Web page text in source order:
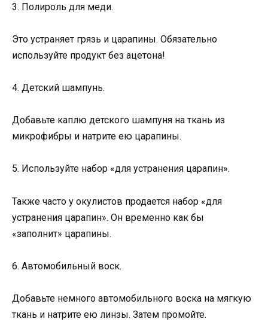
3. Полироль для меди.
Это устраняет грязь и царапины. Обязательно
используйте продукт без ацетона!
4. Детский шампунь.
Добавьте каплю детского шампуня на ткань из
микрофибры и натрите ею царапины.
5. Используйте набор «для устранения царапин».
Также часто у окулистов продается набор «для
устранения царапин». Он временно как бы
«заполнит» царапины.
6. Автомобильный воск.
Добавьте немного автомобильного воска на мягкую
ткань и натрите ею линзы. Затем промойте.